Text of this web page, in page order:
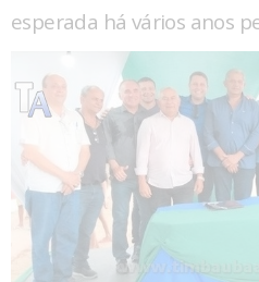
esperada há vários anos